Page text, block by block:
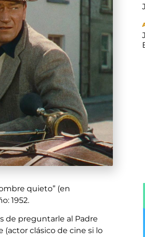
quieto” (en
1952.
de preguntarle al Padre
(actor clásico de cine si lo